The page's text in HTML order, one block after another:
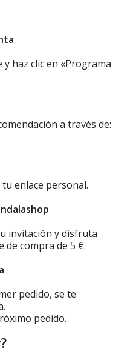
y haz clic en «Programa
a través de:
enlace personal.
invitación y disfruta
de compra de 5 €.
pedido, se te
pedido.